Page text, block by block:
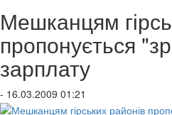
Мешканцям
пропонується
зарплату
- 16.03.2009 01:21